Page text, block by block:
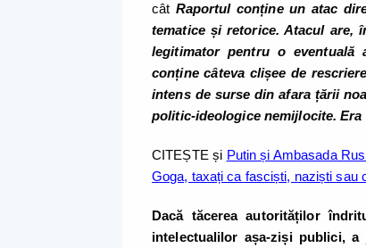
cât Raportul conține un atac
tematice și retorice. Atacul are,
legitimator pentru o eventuală
conține câteva clișee de
intens de surse din afara țării
politic-ideologice nemijlocite. Era
CITEȘTE și Putin și Ambasada
Goga, taxați ca fasciști, naziști sau
Dacă tăcerea autorităților
intelectualilor așa-ziși publici,